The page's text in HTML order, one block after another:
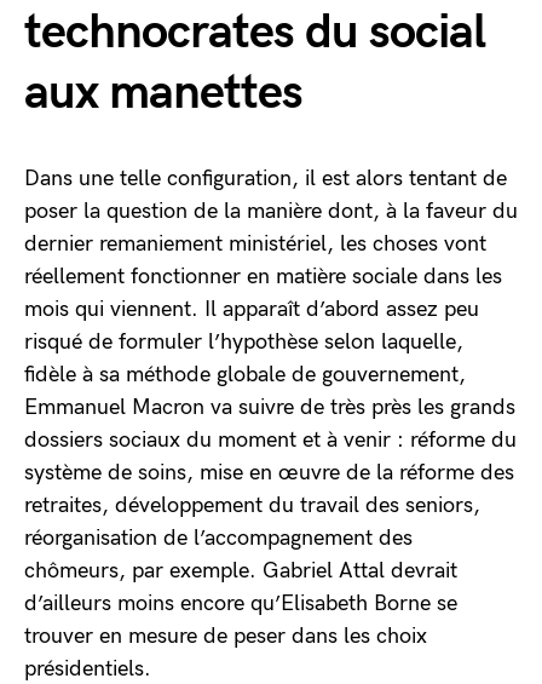
technocrates du social
aux manettes
Dans une telle configuration, il est alors tentant de
poser la question de la manière dont, à la faveur du
dernier remaniement ministériel, les choses vont
réellement fonctionner en matière sociale dans les
mois qui viennent. Il apparaît d’abord assez peu
risqué de formuler l’hypothèse selon laquelle,
fidèle à sa méthode globale de gouvernement,
Emmanuel Macron va suivre de très près les grands
dossiers sociaux du moment et à venir : réforme du
système de soins, mise en œuvre de la réforme des
retraites, développement du travail des seniors,
réorganisation de l’accompagnement des
chômeurs, par exemple. Gabriel Attal devrait
d’ailleurs moins encore qu’Elisabeth Borne se
trouver en mesure de peser dans les choix
présidentiels.